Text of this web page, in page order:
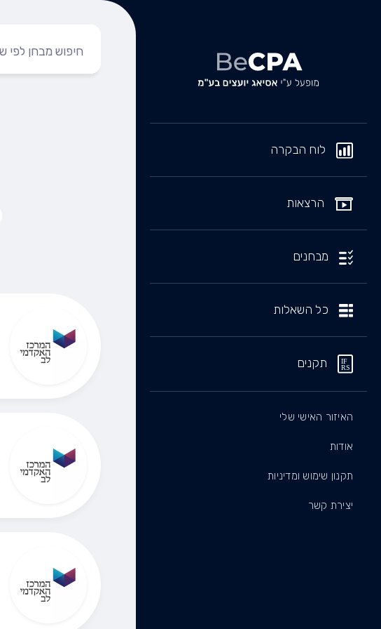
לוח הבקרה
הרצאות
מבחנים
כל השאלות
תקנים
האיזור האישי שלי
אודות
תקנון שימוש ומדיניות
יצירת קשר